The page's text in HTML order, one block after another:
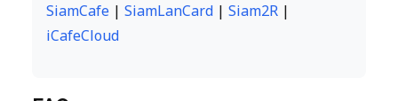
SiamCafe | SiamLanCard | Siam2R |
iCafeCloud